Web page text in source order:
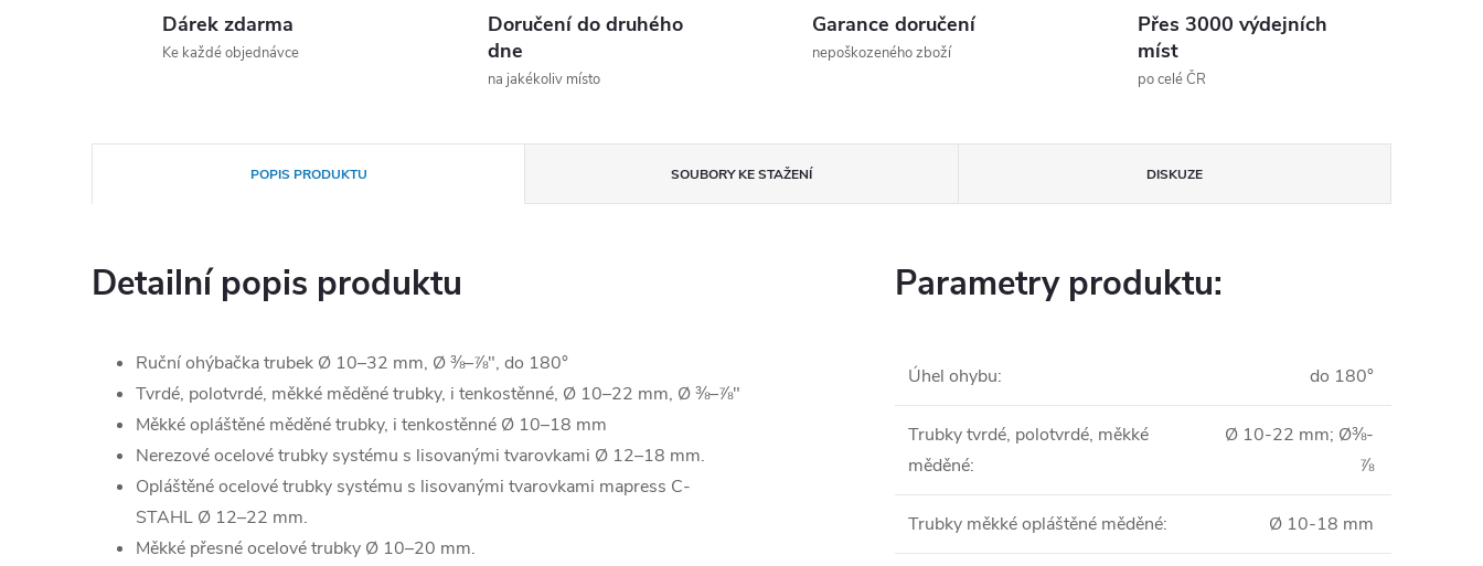
Dárek zdarma
Ke každé objednávce
Doručení do druhého
dne
na jakékoliv místo
Garance doručení
nepoškozeného zboží
Přes 3000 výdejních
míst
po celé ČR
POPIS PRODUKTU SOUBORY KE STAŽENÍ DISKUZE
Detailní popis produktu
Ruční ohýbačka trubek Ø 10–32 mm, Ø ⅜–⅞", do 180°
Tvrdé, polotvrdé, měkké měděné trubky, i tenkostěnné, Ø 10–22 mm, Ø ⅜–⅞"
Měkké opláštěné měděné trubky, i tenkostěnné Ø 10–18 mm
Nerezové ocelové trubky systému s lisovanými tvarovkami Ø 12–18 mm.
Opláštěné ocelové trubky systému s lisovanými tvarovkami mapress C-
STAHL Ø 12–22 mm.
Měkké přesné ocelové trubky Ø 10–20 mm.
Parametry produktu:
Úhel ohybu: do 180°
Trubky tvrdé, polotvrdé, měkké
měděné:
Ø 10-22 mm; Ø⅜-
⅞
Trubky měkké opláštěné měděné: Ø 10-18 mm